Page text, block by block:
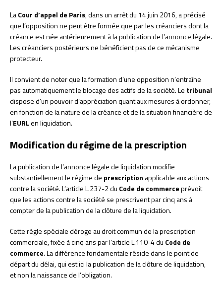
LaCour d’appel de Paris, dans un arrêt du 14 juin 2016, a précisé
que l’opposition ne peut être formée que par les créanciers dont la
créance est née antérieurement à la publication de l’annonce légale.
Les créanciers postérieurs ne bénéficient pas de ce mécanisme
protecteur.
Il convient de noter que la formation d’une opposition n’entraîne
pas automatiquement le blocage des actifs de la société. Le tribunal
dispose d’un pouvoir d’appréciation quant aux mesures à ordonner,
en fonction de la nature de la créance et de la situation financière de
l’EURLen liquidation.
Modification du régime de la prescription
La publication de l’annonce légale de liquidation modifie
substantiellement le régime de prescription applicable aux actions
contre la société. L’article L.237-2 du Code de commerceprévoit
que les actions contre la société se prescrivent par cinq ans à
compter de la publication de la clôture de la liquidation.
Cette règle spéciale déroge au droit commun de la prescription
commerciale, fixée à cinq ans par l’article L.110-4 du Code de
commerce. La différence fondamentale réside dans le point de
départ du délai, qui est ici la publication de la clôture de liquidation,
et non la naissance de l’obligation.